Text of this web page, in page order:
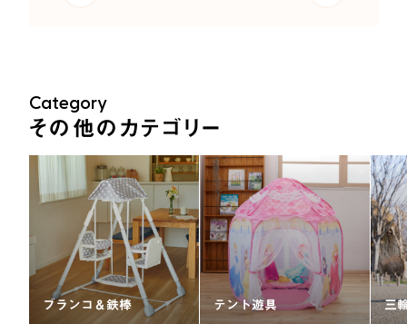
Category
その他のカテゴリー
ブランコ＆鉄棒 テント遊具 三